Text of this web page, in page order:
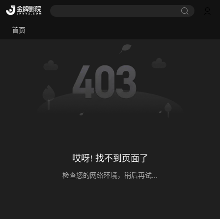
首页
哎呀! 找不到页面了
检查您的网络环境，稍后再试...